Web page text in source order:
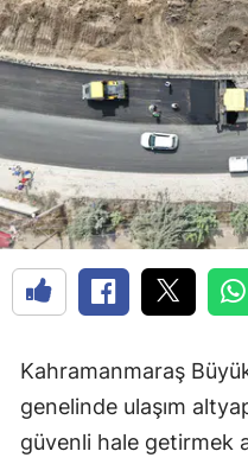
Kahramanmaraş
genelinde ulaşım
güvenli hale getirmek